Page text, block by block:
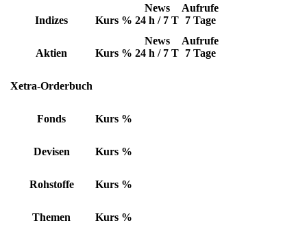
Indizes Kurs %
News
24 h / 7 T
Aufrufe
7 Tage
Aktien Kurs %
News
24 h / 7 T
Aufrufe
7 Tage
Xetra-Orderbuch
Fonds Kurs %
Devisen Kurs %
Rohstoffe Kurs %
Themen Kurs %